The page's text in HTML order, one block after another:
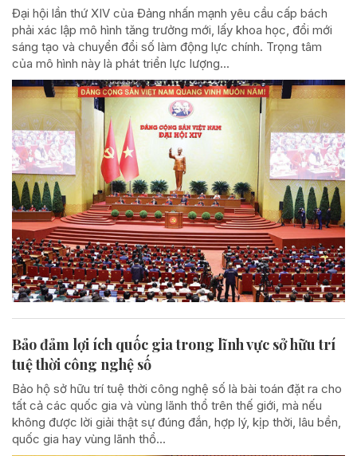
Đại hội lần thứ XIV của Đảng nhấn mạnh yêu cầu cấp bách
phải xác lập mô hình tăng trưởng mới, lấy khoa học, đổi mới
sáng tạo và chuyển đổi số làm động lực chính. Trọng tâm
của mô hình này là phát triển lực lượng...
Bảo đảm lợi ích quốc gia trong lĩnh vực sở hữu trí
tuệ thời công nghệ số
Bảo hộ sở hữu trí tuệ thời công nghệ số là bài toán đặt ra cho
tất cả các quốc gia và vùng lãnh thổ trên thế giới, mà nếu
không được lời giải thật sự đúng đắn, hợp lý, kịp thời, lâu bền,
quốc gia hay vùng lãnh thổ...